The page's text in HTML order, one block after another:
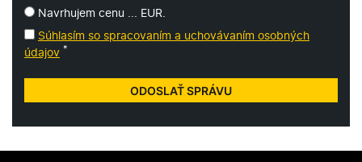
Navrhujem cenu ... EUR.
Súhlasím so spracovaním a uchovávaním osobných
údajov *